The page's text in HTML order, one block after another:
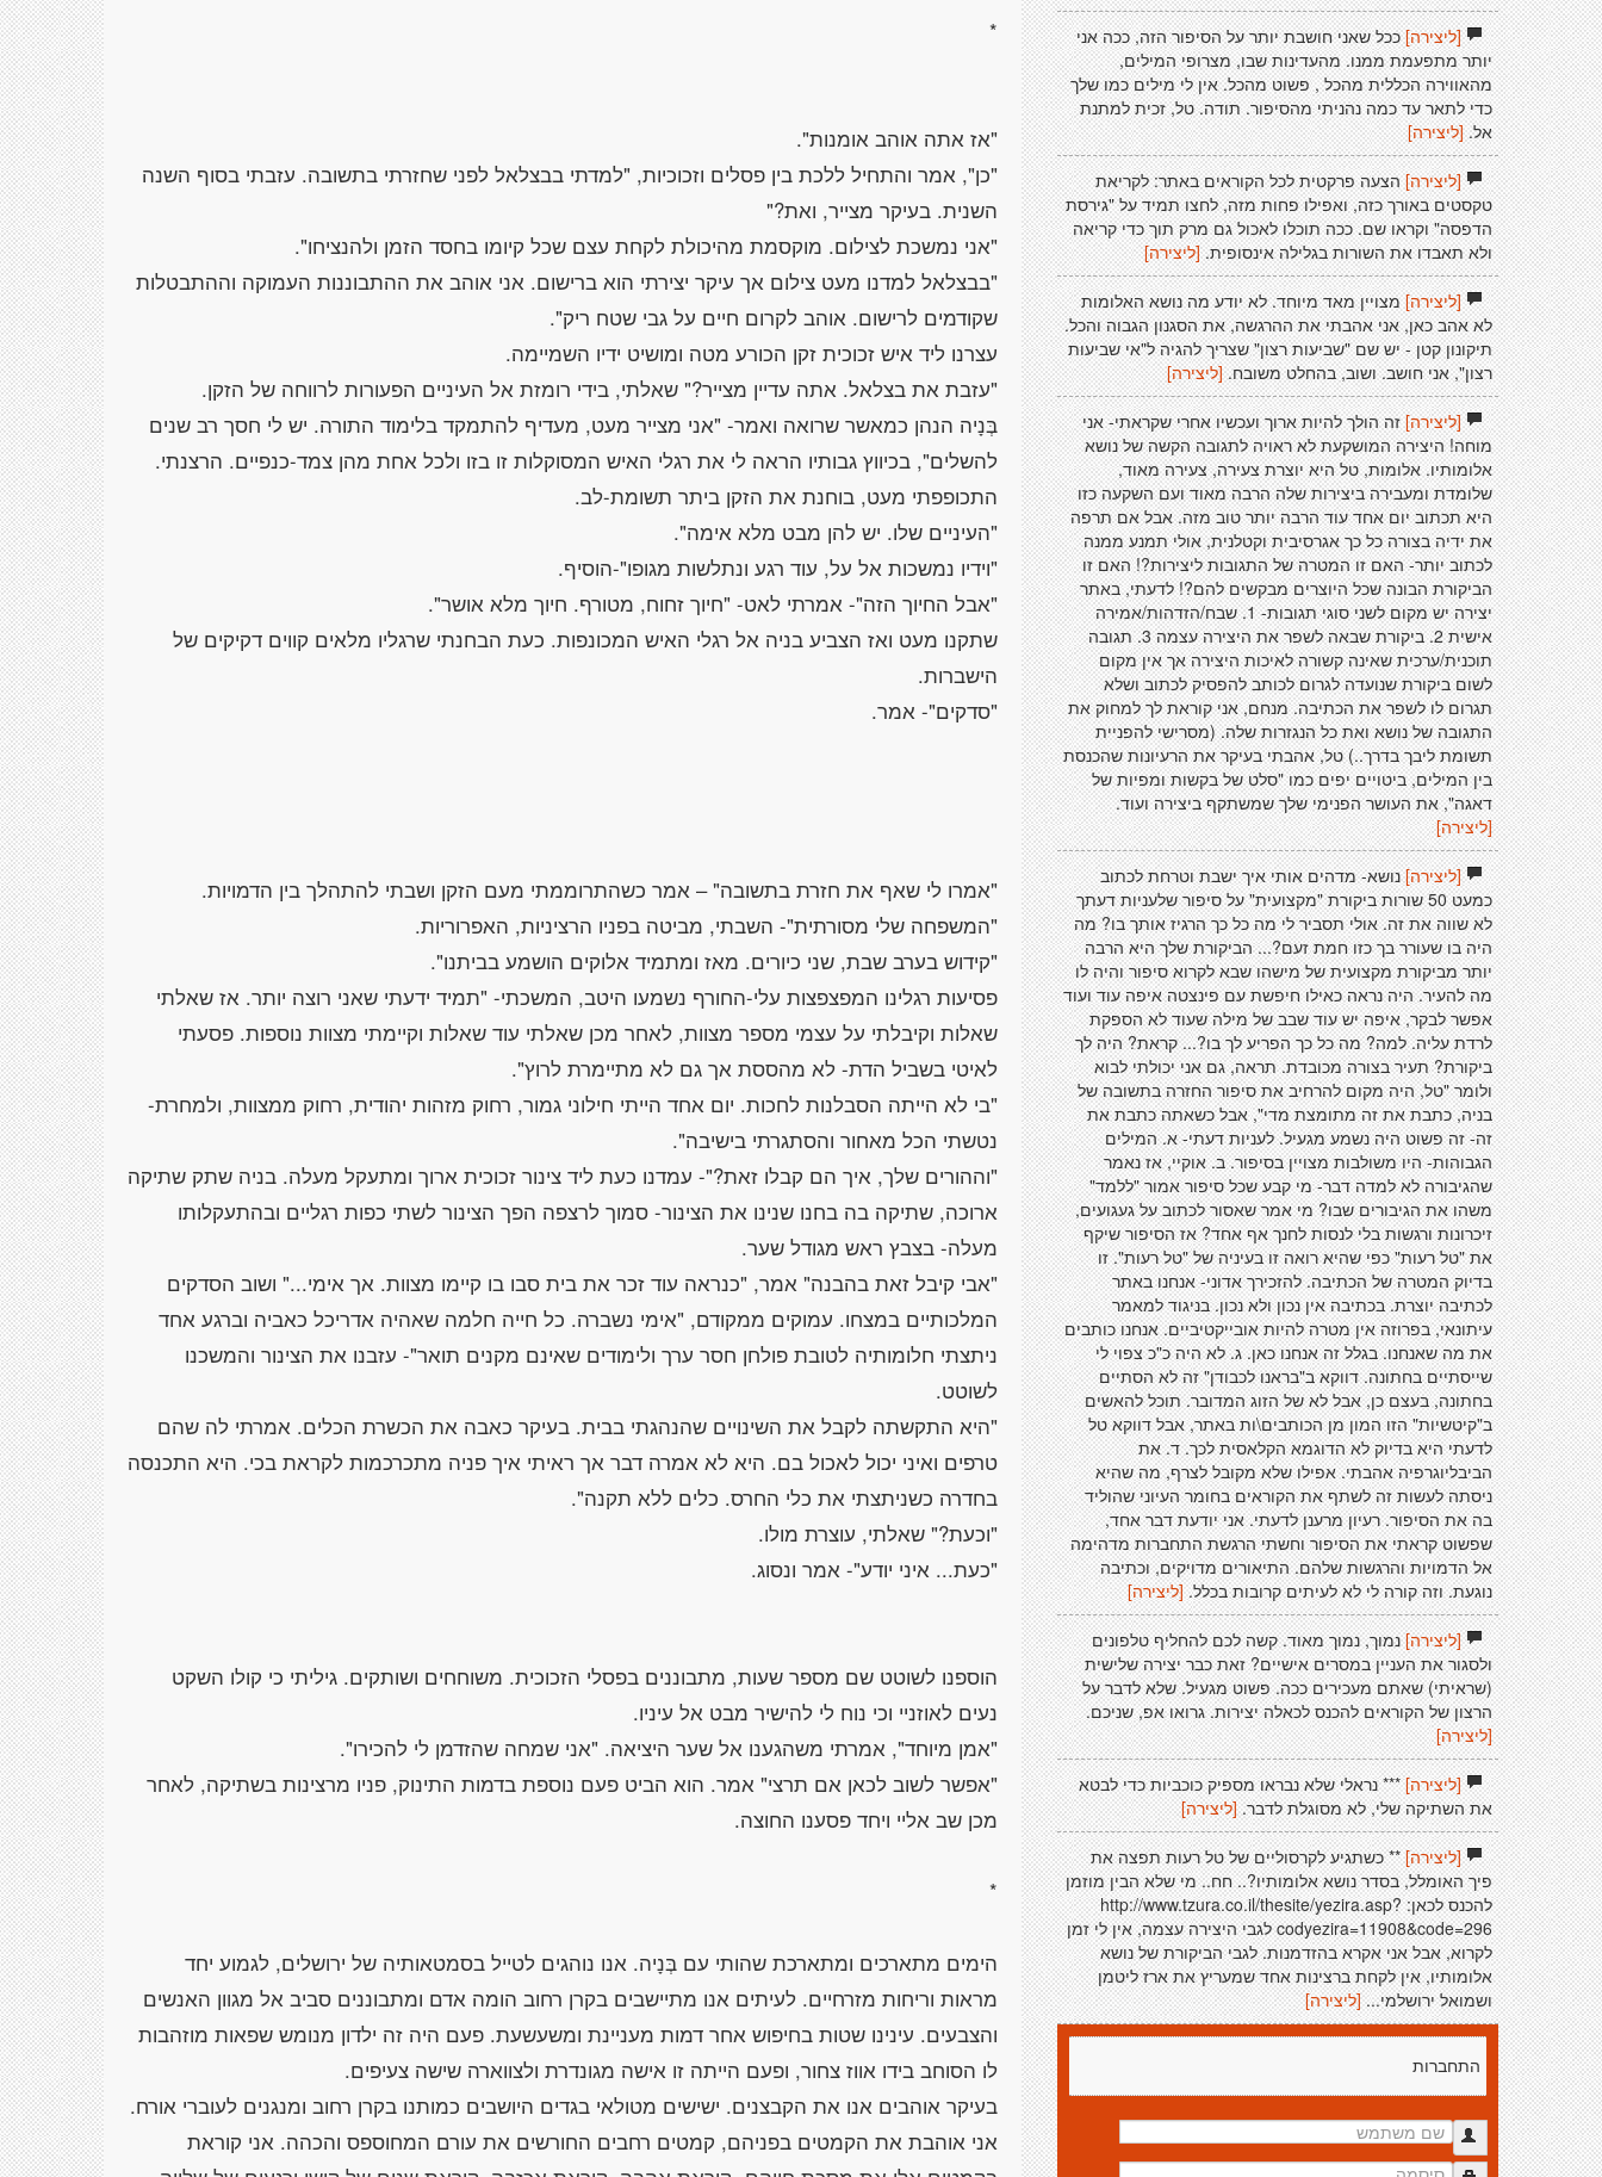
[ליצירה]ככל שאני חושבת יותר על הסיפור הזה, ככה אני
יותר מתפעמת ממנו. מהעדינות שבו, מצרופי המילים,
מהאווירה הכללית מהכל , פשוט מהכל. אין לי מילים כמו שלך
כדי לתאר עד כמה נהניתי מהסיפור. תודה. טל, זכית למתנת
אל.[ליצירה]
[ליצירה]הצעה פרקטית לכל הקוראים באתר: לקריאת
טקסטים באורך כזה, ואפילו פחות מזה, לחצו תמיד על "גירסת
הדפסה" וקראו שם. ככה תוכלו לאכול גם מרק תוך כדי קריאה
ולא תאבדו את השורות בגלילה אינסופית. [ליצירה]
[ליצירה]מצויין מאד מיוחד. לא יודע מה נושא האלומות
לא אהב כאן, אני אהבתי את ההרגשה, את הסגנון הגבוה והכל.
תיקונון קטן - יש שם "שביעות רצון" שצריך להגיה ל"אי שביעות
רצון", אני חושב. ושוב, בהחלט משובח. [ליצירה]
[ליצירה]זה הולך להיות ארוך ועכשיו אחרי שקראתי- אני
מוחה! היצירה המושקעת לא ראויה לתגובה הקשה של נושא
אלומותיו. אלומות, טל היא יוצרת צעירה, צעירה מאוד,
שלומדת ומעבירה ביצירות שלה הרבה מאוד ועם השקעה כזו
היא תכתוב יום אחד עוד הרבה יותר טוב מזה. אבל אם תרפה
את ידיה בצורה כל כך אגרסיבית וקטלנית, אולי תמנע ממנה
לכתוב יותר- האם זו המטרה של התגובות ליצירות?! האם זו
הביקורת הבונה שכל היוצרים מבקשים להם?! לדעתי, באתר
יצירה יש מקום לשני סוגי תגובות- 1. שבח/הזדהות/אמירה
אישית 2. ביקורת שבאה לשפר את היצירה עצמה 3. תגובה
תוכנית/ערכית שאינה קשורה לאיכות היצירה אך אין מקום
לשום ביקורת שנועדה לגרום לכותב להפסיק לכתוב ושלא
תגרום לו לשפר את הכתיבה. מנחם, אני קוראת לך למחוק את
התגובה של נושא ואת כל הנגזרות שלה. (מסרישי להפניית
תשומת ליבך בדרך..) טל, אהבתי בעיקר את הרעיונות שהכנסת
בין המילים, ביטויים יפים כמו "סלט של בקשות ומפיות של
דאגה", את העושר הפנימי שלך שמשתקף ביצירה ועוד.
[ליצירה]
[ליצירה]נושא- מדהים אותי איך ישבת וטרחת לכתוב
כמעט 50 שורות ביקורת "מקצועית" על סיפור שלעניות דעתך
לא שווה את זה. אולי תסביר לי מה כל כך הרגיז אותך בו? מה
היה בו שעורר בך כזו חמת זעם?... הביקורת שלך היא הרבה
יותר מביקורת מקצועית של מישהו שבא לקרוא סיפור והיה לו
מה להעיר. היה נראה כאילו חיפשת עם פינצטה איפה עוד ועוד
אפשר לבקר, איפה יש עוד שבב של מילה שעוד לא הספקת
לרדת עליה. למה? מה כל כך הפריע לך בו?... קראת? היה לך
ביקורת? תעיר בצורה מכובדת. תראה, גם אני יכולתי לבוא
ולומר "טל, היה מקום להרחיב את סיפור החזרה בתשובה של
בניה, כתבת את זה מתומצת מדי", אבל כשאתה כתבת את
זה- זה פשוט היה נשמע מגעיל. לעניות דעתי- א. המילים
הגבוהות- היו משולבות מצויין בסיפור. ב. אוקיי, אז נאמר
שהגיבורה לא למדה דבר- מי קבע שכל סיפור אמור "ללמד"
משהו את הגיבורים שבו? מי אמר שאסור לכתוב על געגועים,
זיכרונות ורגשות בלי לנסות לחנך אף אחד? אז הסיפור שיקף
את "טל רעות" כפי שהיא רואה זו בעיניה של "טל רעות". זו
בדיוק המטרה של הכתיבה. להזכירך אדוני- אנחנו באתר
לכתיבה יוצרת. בכתיבה אין נכון ולא נכון. בניגוד למאמר
עיתונאי, בפרוזה אין מטרה להיות אובייקטיביים. אנחנו כותבים
את מה שאנחנו. בגלל זה אנחנו כאן. ג. לא היה כ"כ צפוי לי
שייסתיים בחתונה. דווקא ב"בראנו לכבודן" זה לא הסתיים
בחתונה, בעצם כן, אבל לא של הזוג המדובר. תוכל להאשים
ב"קיטשיות" הזו המון מן הכותבים\ות באתר, אבל דווקא טל
לדעתי היא בדיוק לא הדוגמא הקלאסית לכך. ד. את
הביבליוגרפיה אהבתי. אפילו שלא מקובל לצרף, מה שהיא
ניסתה לעשות זה לשתף את הקוראים בחומר העיוני שהוליד
בה את הסיפור. רעיון מרענן לדעתי. אני יודעת דבר אחד,
שפשוט קראתי את הסיפור וחשתי הרגשת התחברות מדהימה
אל הדמויות והרגשות שלהם. התיאורים מדויקים, וכתיבה
נוגעת. וזה קורה לי לא לעיתים קרובות בכלל.[ליצירה]
[ליצירה]נמוך, נמוך מאוד. קשה לכם להחליף טלפונים
ולסגור את העניין במסרים אישיים? זאת כבר יצירה שלישית
(שראיתי) שאתם מעכירים ככה. פשוט מגעיל. שלא לדבר על
הרצון של הקוראים להכנס לכאלה יצירות. גרואו אפ, שניכם.
[ליצירה]
[ליצירה]*** נראלי שלא נבראו מספיק כוכביות כדי לבטא
את השתיקה שלי, לא מסוגלת לדבר. [ליצירה]
[ליצירה]** כשתגיע לקרסוליים של טל רעות תפצה את
פיך האומלל, בסדר נושא אלומותיו?.. חח.. מי שלא הבין מוזמן
להכנס לכאן: http://www.tzura.co.il/thesite/yezira.asp?
codyezira=11908&code=296 לגבי היצירה עצמה, אין לי זמן
לקרוא, אבל אני אקרא בהזדמנות. לגבי הביקורת של נושא
אלומותיו, אין לקחת ברצינות אחד שמעריץ את ארז ליטמן
ושמואל ירושלמי... [ליצירה]
התחברות